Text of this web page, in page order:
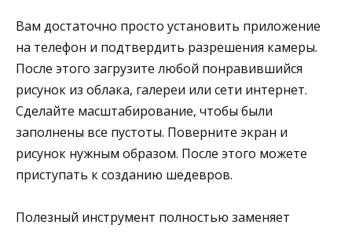
Вам достаточно просто установить приложение
на телефон и подтвердить разрешения камеры.
После этого загрузите любой понравившийся
рисунок из облака, галереи или сети интернет.
Сделайте масштабирование, чтобы были
заполнены все пустоты. Поверните экран и
рисунок нужным образом. После этого можете
приступать к созданию шедевров.
Полезный инструмент полностью заменяет